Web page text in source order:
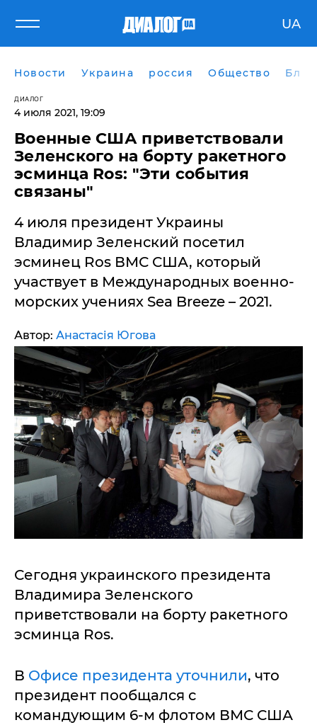
UA
Новости Украина россия Общество
ДИАЛОГ
4 июля 2021, 19:09
Военные США приветствовали
Зеленского на борту ракетного
эсминца Ros: "Эти события
связаны"
4 июля президент Украины
Владимир Зеленский посетил
эсминец Ros ВМС США, который
участвует в Международных военно-
морских учениях Sea Breeze – 2021.
Автор: Анастасія Югова
Сегодня украинского президента
Владимира Зеленского
приветствовали на борту ракетного
эсминца Ros.
В Офисе президента уточнили, что
президент пообщался с
командующим 6-м флотом ВМС США